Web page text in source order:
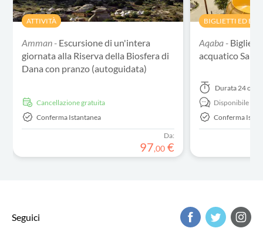
ATTIVITÀ
Amman - Escursione di un'intera
giornata alla Riserva della Biosfera di
Dana con pranzo (autoguidata)
Cancellazione gratuita
Conferma Istantanea
Da:
97,00 €
BIGLIETTI ED
Aqaba - Biglietti
acquatico
Durata 24 ore
Disponibile in:
Conferma
Seguici